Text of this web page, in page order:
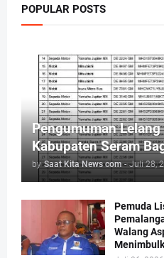
POPULAR POSTS
Pengumuman
Kabupaten Seram
by Saat Kita News com - Juli 28,
Pemuda
Walang